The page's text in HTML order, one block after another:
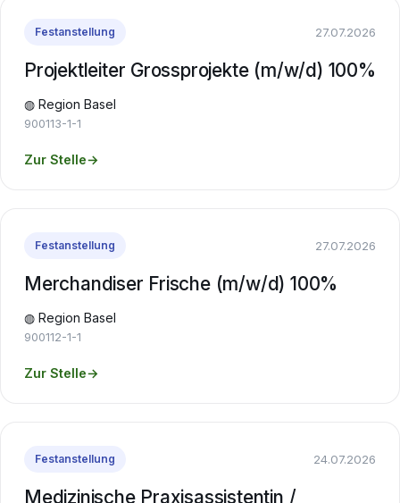
Festanstellung 27.07.2026
Projektleiter Grossprojekte (m/w/d) 100%
◍ Region Basel
900113-1-1
Zur Stelle→
Festanstellung 27.07.2026
Merchandiser Frische (m/w/d) 100%
◍ Region Basel
900112-1-1
Zur Stelle→
Festanstellung 24.07.2026
Medizinische Praxisassistentin /